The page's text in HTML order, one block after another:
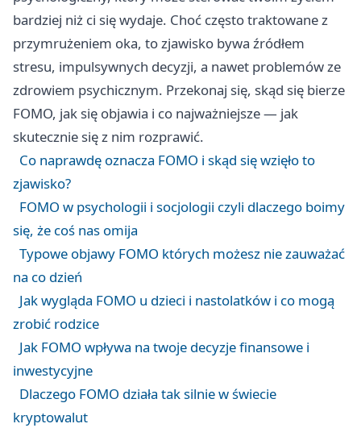
bardziej niż ci się wydaje. Choć często traktowane z
przymrużeniem oka, to zjawisko bywa źródłem
stresu, impulsywnych decyzji, a nawet problemów ze
zdrowiem psychicznym. Przekonaj się, skąd się bierze
FOMO, jak się objawia i co najważniejsze — jak
skutecznie się z nim rozprawić.
Co naprawdę oznacza FOMO i skąd się wzięło to
zjawisko?
FOMO w psychologii i socjologii czyli dlaczego boimy
się, że coś nas omija
Typowe objawy FOMO których możesz nie zauważać
na co dzień
Jak wygląda FOMO u dzieci i nastolatków i co mogą
zrobić rodzice
Jak FOMO wpływa na twoje decyzje finansowe i
inwestycyjne
Dlaczego FOMO działa tak silnie w świecie
kryptowalut